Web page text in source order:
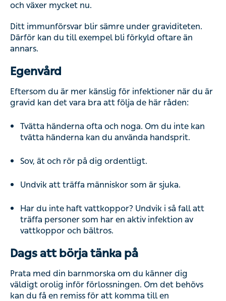
och växer mycket nu.
Ditt immunförsvar blir sämre under graviditeten.
Därför kan du till exempel bli förkyld oftare än
annars.
Egenvård
Eftersom du är mer känslig för infektioner när du är
gravid kan det vara bra att följa de här råden:
Tvätta händerna ofta och noga. Om du inte kan
tvätta händerna kan du använda handsprit.
Sov, ät och rör på dig ordentligt.
Undvik att träffa människor som är sjuka.
Har du inte haft vattkoppor? Undvik i så fall att
träffa personer som har en aktiv infektion av
vattkoppor och bältros.
Dags att börja tänka på
Prata med din barnmorska om du känner dig
väldigt orolig inför förlossningen. Om det behövs
kan du få en remiss för att komma till en